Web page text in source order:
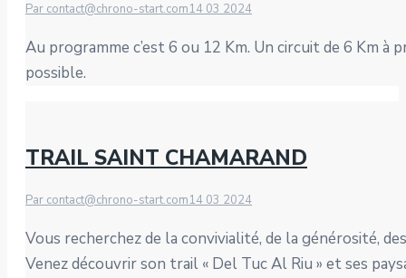
Par contact@chrono-start.com14 03 2024
Au programme c’est 6 ou 12 Km. Un circuit de 6 Km
possible.
TRAIL SAINT CHAMARAND
Par contact@chrono-start.com14 03 2024
Vous recherchez de la convivialité, de la générosité,
Venez découvrir son trail « Del Tuc Al Riu » et ses